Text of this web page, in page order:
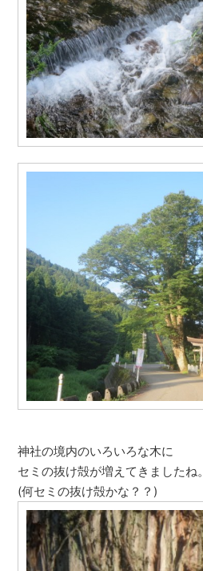
神社の境内のいろいろな木に
セミの抜け殻が増えてきましたね。
(何セミの抜け殻かな？？)